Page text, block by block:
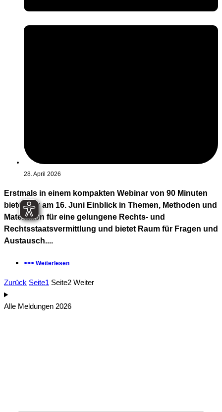
28. April 2026
Erstmals in einem kompakten Webinar von 90 Minuten
bieten wir am 16. Juni Einblick in Themen, Methoden und
Materialien für eine gelungene Rechts- und
Rechtsstaatsvermittlung und bietet Raum für Fragen und
Austausch....
>>> Weiterlesen
Zurück Seite1 Seite2 Weiter
Alle Meldungen 2026